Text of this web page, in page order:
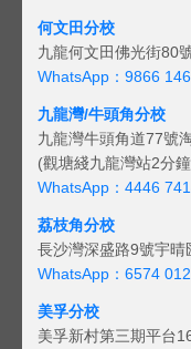
何文田分校
九龍何文田佛光街80
WhatsApp：9866
九龍灣/牛頭角分校
九龍灣牛頭角道77號
(觀塘綫九龍灣站2分
WhatsApp：4446
荔枝角分校
長沙灣深盛路9號宇晴
WhatsApp：6574
美孚分校
美孚新村第三期平台